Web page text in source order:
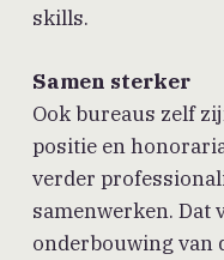
skills.
Samen sterker
Ook bureaus zelf
positie en
verder
samenwerken. Dat
onderbouwing van